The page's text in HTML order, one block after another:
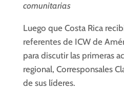
comunitarias
Luego que Costa Rica
referentes de ICW de
para discutir las primeras
regional, Corresponsales
de sus líderes.